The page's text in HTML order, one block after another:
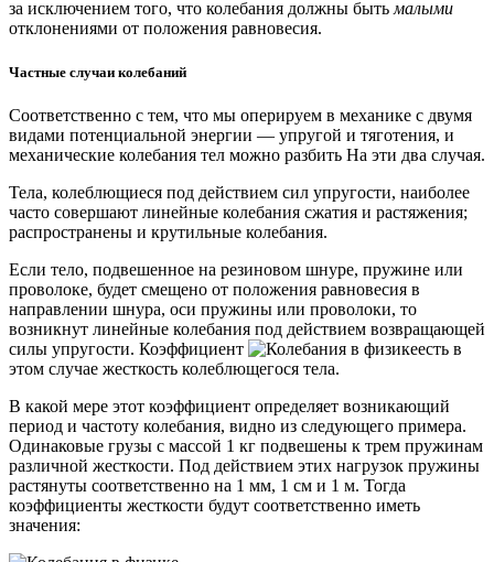
за исключением того, что колебания должны бытьмалыми
отклонениями от положения равновесия.
Частные случаи колебаний
Соответственно с тем, что мы оперируем в механике с двумя
видами потенциальной энергии — упругой и тяготения, и
механические колебания тел можно разбить На эти два случая.
Тела, колеблющиеся под действием сил упругости, наиболее
часто совершают линейные колебания сжатия и растяжения;
распространены и крутильные колебания.
Если тело, подвешенное на резиновом шнуре, пружине или
проволоке, будет смещено от положения равновесия в
направлении шнура, оси пружины или проволоки, то
возникнут линейные колебания под действием возвращающей
силы упругости. Коэффициент
есть в
этом случае жесткость колеблющегося тела.
В какой мере этот коэффициент определяет возникающий
период и частоту колебания, видно из следующего примера.
Одинаковые грузы с массой 1 кг подвешены к трем пружинам
различной жесткости. Под действием этих нагрузок пружины
растянуты соответственно на 1 мм, 1 см и 1 м. Тогда
коэффициенты жесткости будут соответственно иметь
значения: